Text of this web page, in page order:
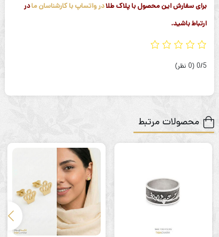
برای سفارش این محصول با پلاک طلادر واتساپ با کارشناسان مادر
ارتباط باشید.
‫0/5 ‫(0 نظر)
محصولات مرتبط